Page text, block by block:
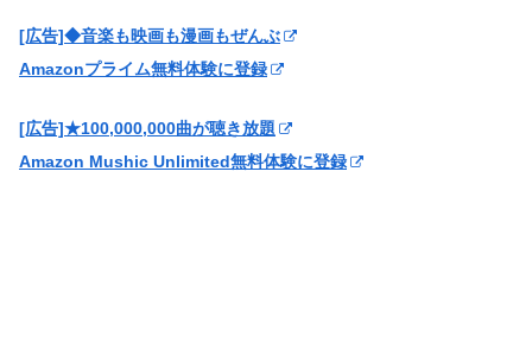
[広告]◆音楽も映画も漫画もぜんぶ
Amazonプライム無料体験に登録
[広告]★100,000,000曲が聴き放題
Amazon Mushic Unlimited無料体験に登録